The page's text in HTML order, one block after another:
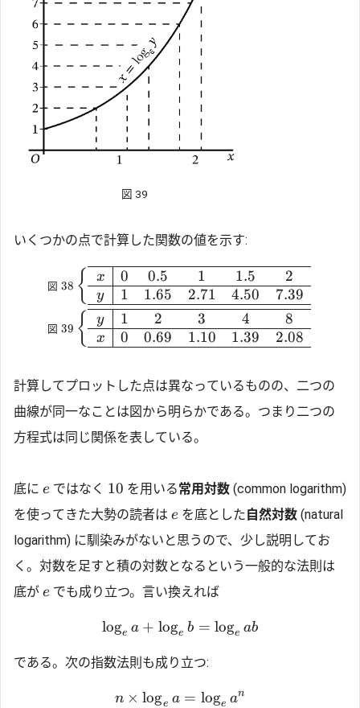
図 39
いくつかの点で計算した関数の値を示す:
図 38 {
x
y
0
1
0.5
1.65
1
2.71
1.5
4.50
2
7.39
図 39 {
y
x
1
0
2
0.69
3
1.10
4
1.39
8
2.08
計算してプロットした点は異なっているものの、二つの
曲線が同一なことは図から明らかである。つまり二つの
方程式は同じ関係を表している。
底に e ではなく 10 を用いる常用対数 (common logarithm)
を使ってきた大勢の読者は e を底とした自然対数 (natural
logarithm) に馴染みがないと思うので、少し説明してお
く。対数を足すと積の対数となるという一般的な法則は
底が e でも成り立つ。言い換えれば
loge a + loge b = loge ab
である。次の指数法則も成り立つ:
n × loge a = loge an